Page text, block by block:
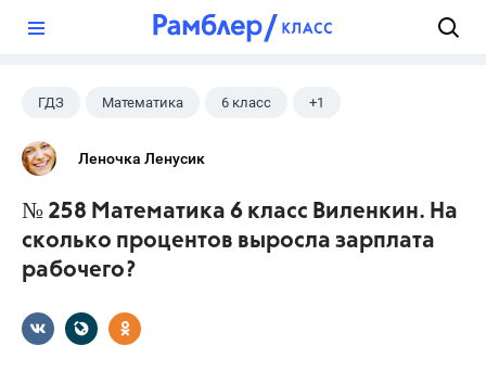
ГДЗ Математика 6 класс +1
Виленкин Н.Я.
Леночка Ленусик
№ 258 Математика 6 класс Виленкин. На
сколько процентов выросла зарплата
рабочего?